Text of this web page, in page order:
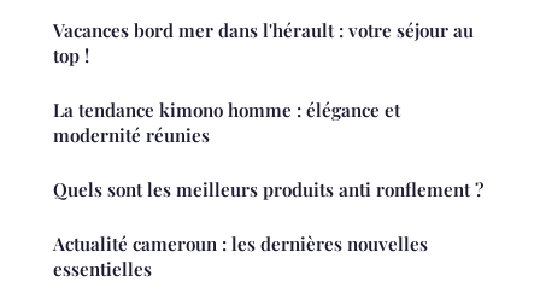
Vacances bord mer dans l'hérault : votre séjour au
top !
La tendance kimono homme : élégance et
modernité réunies
Quels sont les meilleurs produits anti ronflement ?
Actualité cameroun : les dernières nouvelles
essentielles